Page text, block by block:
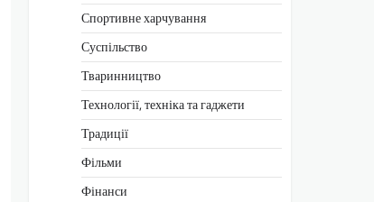
Спортивне харчування
Суспільство
Тваринництво
Технології, техніка та гаджети
Традиції
Фільми
Фінанси